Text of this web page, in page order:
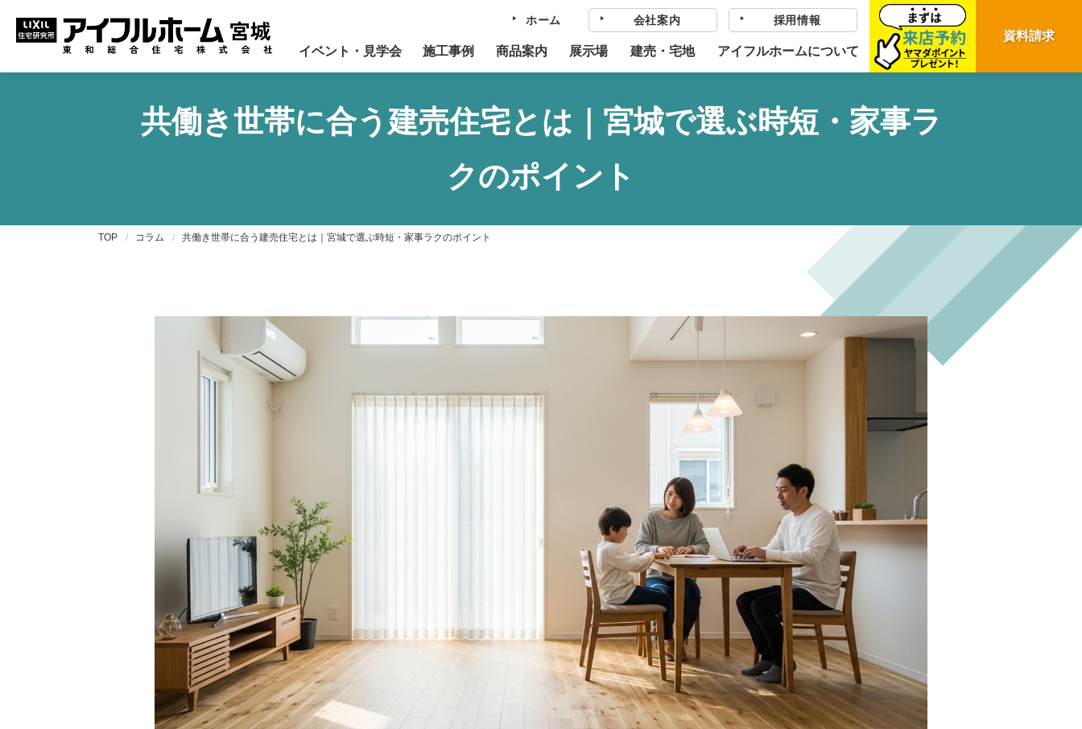
資料請求
イベント・見学会
施工事例 商品案内 展示場 建売・宅地 アイフルホームについて
ホーム 会社案内 採用情報
共働き世帯に合う建売住宅とは｜宮城で選ぶ時短・家事ラ
クのポイント
TOP コラム 共働き世帯に合う建売住宅とは｜宮城で選ぶ時短・家事ラクのポイント